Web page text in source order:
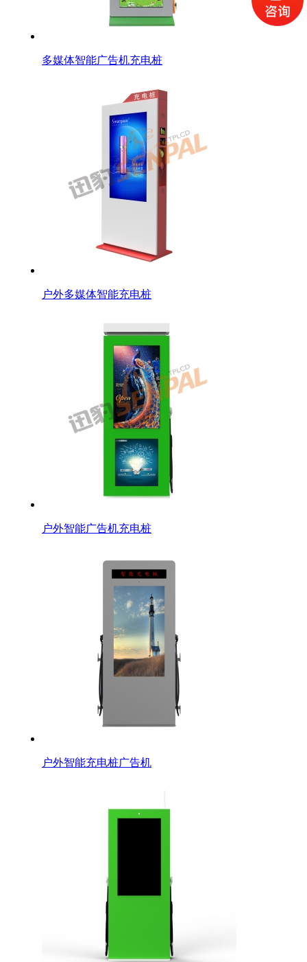
多媒体智能广告机充电桩
户外多媒体智能充电桩
户外智能广告机充电桩
户外智能充电桩广告机